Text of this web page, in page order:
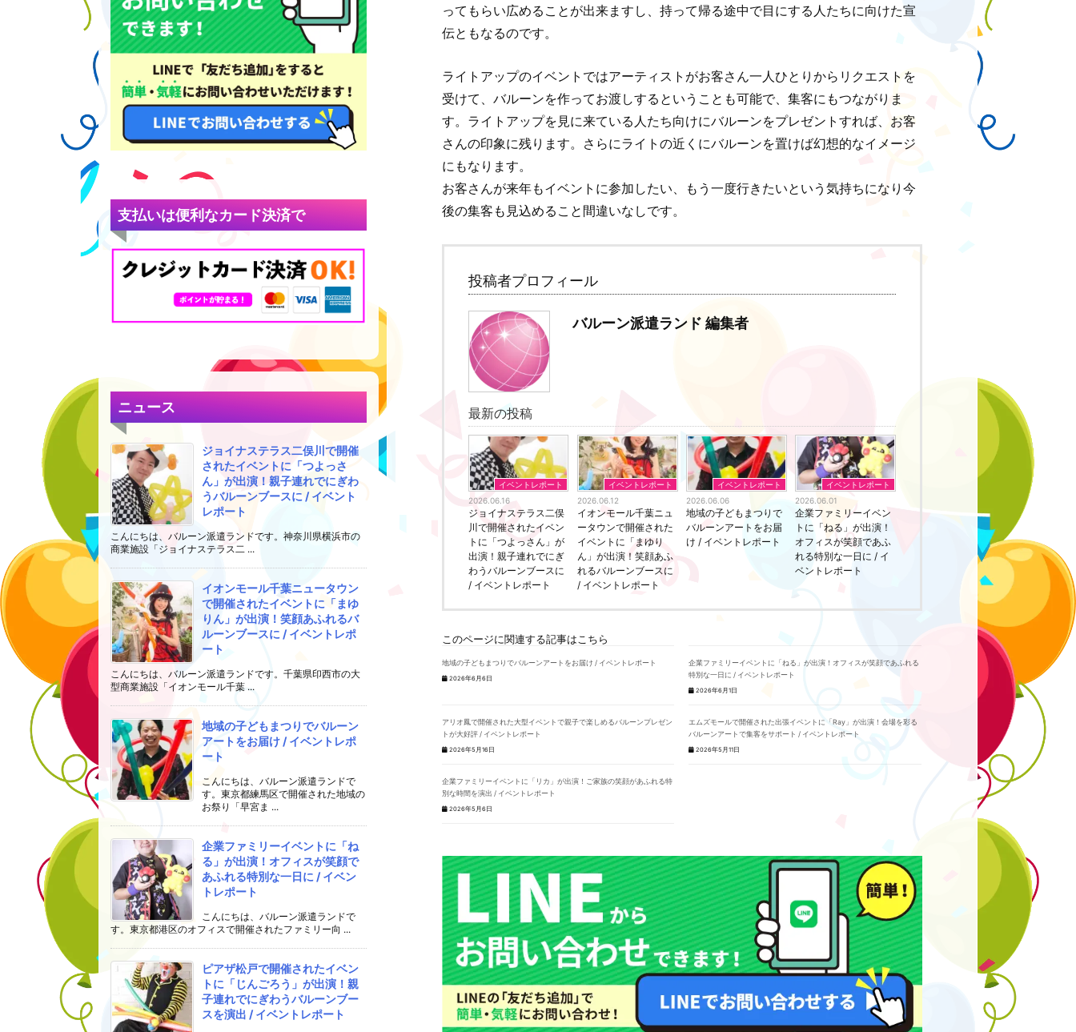
ってもらい広めることが出来ますし、持って帰る途中で目にする人たちに向けた宣
伝ともなるのです。
ライトアップのイベントではアーティストがお客さん一人ひとりからリクエストを
受けて、バルーンを作ってお渡しするということも可能で、集客にもつながりま
す。ライトアップを見に来ている人たち向けにバルーンをプレゼントすれば、お客
さんの印象に残ります。さらにライトの近くにバルーンを置けば幻想的なイメージ
にもなります。
お客さんが来年もイベントに参加したい、もう一度行きたいという気持ちになり今
後の集客も見込めること間違いなしです。
投稿者プロフィール
バルーン派遣ランド 編集者
最新の投稿
イベントレポート
2026.06.16
ジョイナステラス二俣
川で開催されたイベン
トに「つよっさん」が
出演！親子連れでにぎ
わうバルーンブースに
/ イベントレポート
イベントレポート
2026.06.12
イオンモール千葉ニュ
ータウンで開催された
イベントに「まゆり
ん」が出演！笑顔あふ
れるバルーンブースに
/ イベントレポート
イベントレポート
2026.06.06
地域の子どもまつりで
バルーンアートをお届
け / イベントレポート
イベントレポート
2026.06.01
企業ファミリーイベン
トに「ねる」が出演！
オフィスが笑顔であふ
れる特別な一日に / イ
ベントレポート
このページに関連する記事はこちら
地域の子どもまつりでバルーンアートをお届け / イベントレポート
2026年6月6日
企業ファミリーイベントに「ねる」が出演！オフィスが笑顔であふれる
特別な一日に / イベントレポート
2026年6月1日
アリオ鳳で開催された大型イベントで親子で楽しめるバルーンプレゼン
トが大好評 / イベントレポート
2026年5月16日
エムズモールで開催された出張イベントに「Ray」が出演！会場を彩る
バルーンアートで集客をサポート / イベントレポート
2026年5月11日
企業ファミリーイベントに「リカ」が出演！ご家族の笑顔があふれる特
別な時間を演出 / イベントレポート
2026年5月6日
支払いは便利なカード決済で
ニュース
ジョイナステラス二俣川で開催
されたイベントに「つよっさ
ん」が出演！親子連れでにぎわ
うバルーンブースに / イベント
レポート
こんにちは、バルーン派遣ランドです。神奈川県横浜市の
商業施設「ジョイナステラス二 ...
イオンモール千葉ニュータウン
で開催されたイベントに「まゆ
りん」が出演！笑顔あふれるバ
ルーンブースに / イベントレポ
ート
こんにちは、バルーン派遣ランドです。千葉県印西市の大
型商業施設「イオンモール千葉 ...
地域の子どもまつりでバルーン
アートをお届け / イベントレポ
ート
こんにちは、バルーン派遣ランドで
す。東京都練馬区で開催された地域の
お祭り「早宮ま ...
企業ファミリーイベントに「ね
る」が出演！オフィスが笑顔で
あふれる特別な一日に / イベン
トレポート
こんにちは、バルーン派遣ランドで
す。東京都港区のオフィスで開催されたファミリー向 ...
ピアザ松戸で開催されたイベン
トに「じんごろう」が出演！親
子連れでにぎわうバルーンブー
スを演出 / イベントレポート